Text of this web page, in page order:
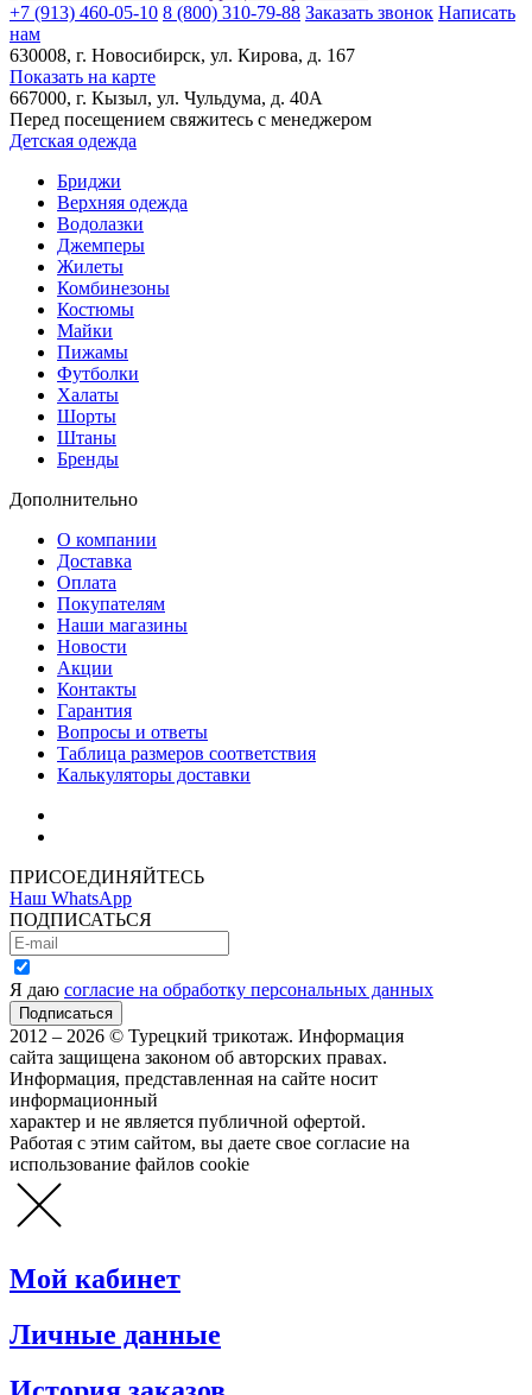
+7 (913) 460-05-10 8 (800) 310-79-88 Заказать звонок Написать
нам
630008, г. Новосибирск, ул. Кирова, д. 167
Показать на карте
667000, г. Кызыл, ул. Чульдума, д. 40А
Перед посещением свяжитесь с менеджером
Детская одежда
Бриджи
Верхняя одежда
Водолазки
Джемперы
Жилеты
Комбинезоны
Костюмы
Майки
Пижамы
Футболки
Халаты
Шорты
Штаны
Бренды
Дополнительно
О компании
Доставка
Оплата
Покупателям
Наши магазины
Новости
Акции
Контакты
Гарантия
Вопросы и ответы
Таблица размеров соответствия
Калькуляторы доставки
ПРИСОЕДИНЯЙТЕСЬ
Наш WhatsApp
ПОДПИСАТЬСЯ
Я даю согласие на обработку персональных данных
2012 – 2026 © Турецкий трикотаж. Информация
сайта защищена законом об авторских правах.
Информация, представленная на сайте носит
информационный
характер и не является публичной офертой.
Работая с этим сайтом, вы даете свое согласие на
использование файлов cookie
Мой кабинет
Личные данные